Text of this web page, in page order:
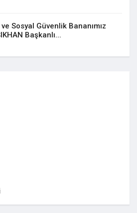
ve Sosyal Güvenlik Bananımız
Başkanlı...